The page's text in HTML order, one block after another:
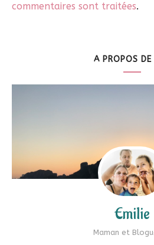
commentaires sont traitées.
A PROPOS DE
Emilie
Maman et